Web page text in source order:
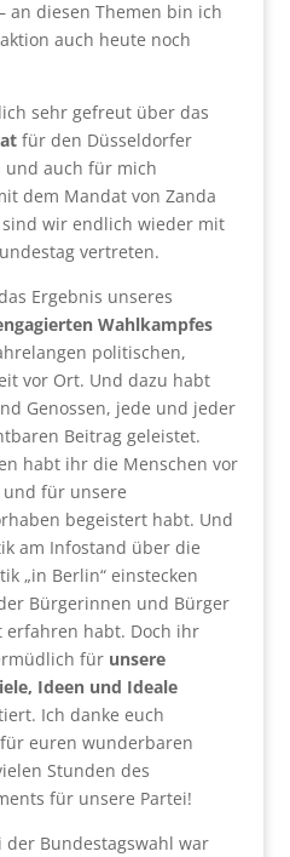
an diesen Themen bin ich
auch heute noch
sehr gefreut über das
für den Düsseldorfer
und auch für mich
dem Mandat von Zanda
wir endlich wieder mit
vertreten.
Ergebnis unseres
Wahlkampfes
politischen,
vor Ort. Und dazu habt
Genossen, jede und jeder
Beitrag geleistet.
habt ihr die Menschen vor
für unsere
begeistert habt. Und
am Infostand über die
„in Berlin“ einstecken
Bürgerinnen und Bürger
habt. Doch ihr
für unsere
Ideen und Ideale
Ich danke euch
euren wunderbaren
Stunden des
für unsere Partei!
Bundestagswahl war